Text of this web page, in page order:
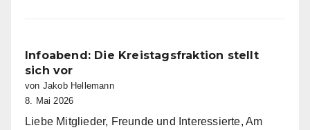
Miltenberg
nimmt
Arbeit
auf
Infoabend: Die Kreistagsfraktion stellt
sich vor
von Jakob Hellemann
8. Mai 2026
Liebe Mitglieder, Freunde und Interessierte, Am